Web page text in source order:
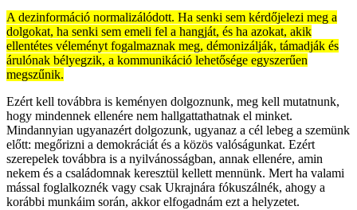
A dezinformáció normalizálódott. Ha senki sem kérdőjelezi meg a
dolgokat, ha senki sem emeli fel a hangját, és ha azokat, akik
ellentétes véleményt fogalmaznak meg, démonizálják, támadják és
árulónak bélyegzik, a kommunikáció lehetősége egyszerűen
megszűnik.
Ezért kell továbbra is keményen dolgoznunk, meg kell mutatnunk,
hogy mindennek ellenére nem hallgattathatnak el minket.
Mindannyian ugyanazért dolgozunk, ugyanaz a cél lebeg a szemünk
előtt: megőrizni a demokráciát és a közös valóságunkat. Ezért
szerepelek továbbra is a nyilvánosságban, annak ellenére, amin
nekem és a családomnak keresztül kellett mennünk. Mert ha valami
mással foglalkoznék vagy csak Ukrajnára fókuszálnék, ahogy a
korábbi munkáim során, akkor elfogadnám ezt a helyzetet.